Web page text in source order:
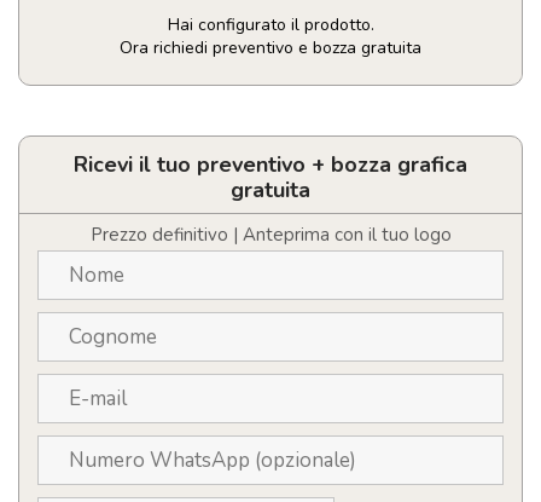
Hai configurato il prodotto.
Ora richiedi preventivo e bozza gratuita
Notebook
legno
Ricevi il tuo preventivo + bozza grafica
gratuita
Prezzo definitivo | Anteprima con il tuo logo